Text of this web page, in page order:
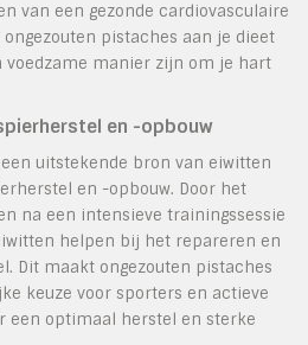
van een gezonde cardiovasculaire
pistaches aan je dieet
voedzame manier zijn om je hart
en -opbouw
uitstekende bron van eiwitten
en -opbouw. Door het
na een intensieve trainingssessie
helpen bij het repareren en
Dit maakt ongezouten pistaches
keuze voor sporters en actieve
een optimaal herstel en sterke